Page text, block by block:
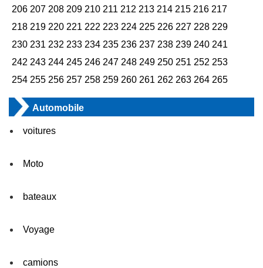
206 207 208 209 210 211 212 213 214 215 216 217
218 219 220 221 222 223 224 225 226 227 228 229
230 231 232 233 234 235 236 237 238 239 240 241
242 243 244 245 246 247 248 249 250 251 252 253
254 255 256 257 258 259 260 261 262 263 264 265
Automobile
voitures
Moto
bateaux
Voyage
camions